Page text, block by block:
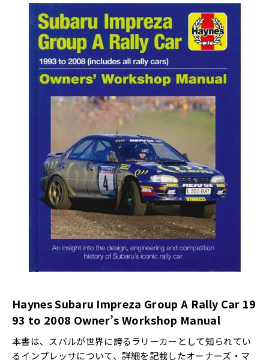
Haynes Subaru Impreza Group A Rally Car 19
93 to 2008 Owner’s Workshop Manual
本書は、スバルが世界に誇るラリーカーとして知られてい
るインプレッサについて、詳細を記載したオーナーズ・マ